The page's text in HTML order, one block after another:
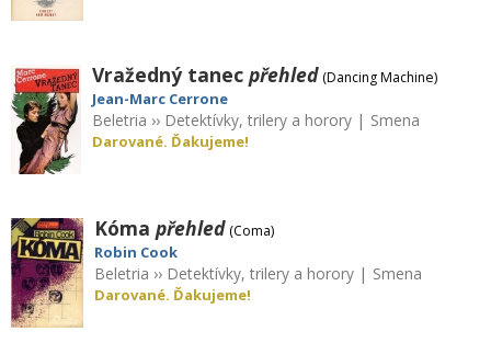
Vražedný tanecpřehled (Dancing Machine)
Jean-Marc Cerrone
Beletria ›› Detektívky, trilery a horory | Smena
Darované. Ďakujeme!
Kóma přehled (Coma)
Robin Cook
Beletria ›› Detektívky, trilery a horory| Smena
Darované. Ďakujeme!